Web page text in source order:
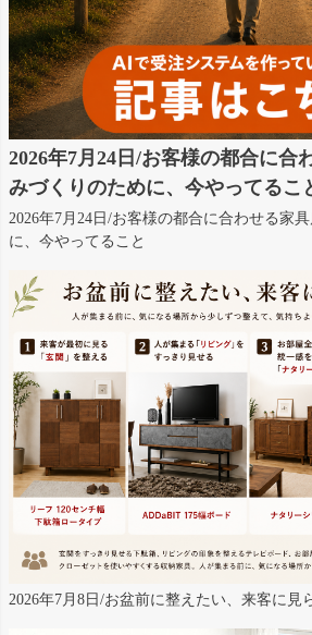
2026年7月24日/お客様の都合に合
みづくりのために、今やってるこ
2026年7月24日/お客様の都合に合わせる家
に、今やってること
2026年7月8日/お盆前に整えたい、来客に見